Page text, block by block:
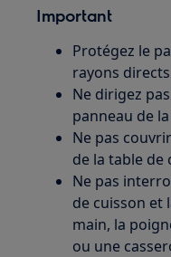
Important
Protégez le
rayons
Ne dirigez
panneau de
Ne pas
de la table de
Ne pas
de cuisson et
main, la
ou une